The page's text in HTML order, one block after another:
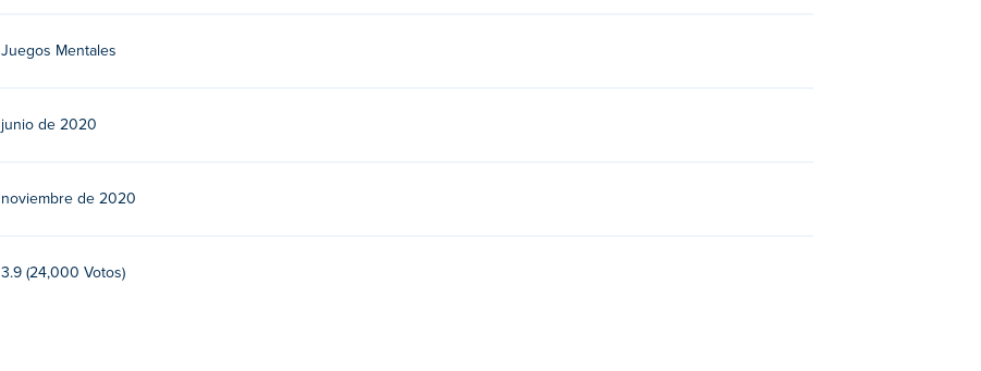
Juegos Mentales
junio de 2020
noviembre de 2020
3.9 (24,000 Votos)